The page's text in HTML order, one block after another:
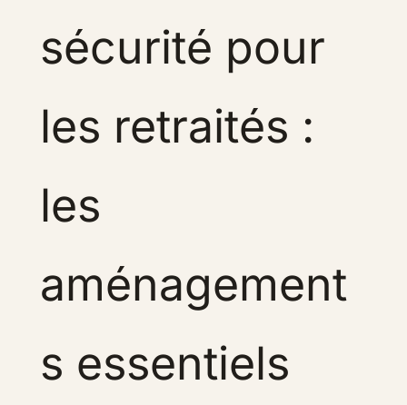
sécurité pour
les retraités :
les
aménagement
s essentiels